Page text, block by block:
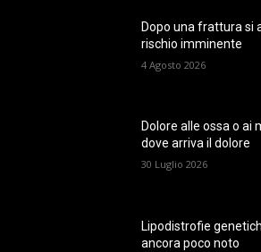
Dopo una frattura si
rischio imminente
4 Agosto 2026
Dolore alle ossa o ai
dove arriva il dolore
30 Luglio 2026
Lipodistrofie
ancora poco noto